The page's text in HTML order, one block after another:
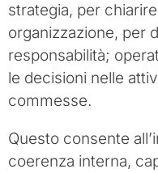
strategia, per
organizzazione, per
responsabilità;
le decisioni nelle
commesse.
Questo consente
coerenza interna,